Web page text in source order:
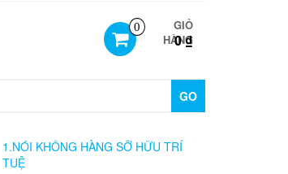
0
GIỎ
HÀNG
0 ₫
GO
1.NÓI KHÔNG HÀNG SỠ HỮU TRÍ
TUỆ